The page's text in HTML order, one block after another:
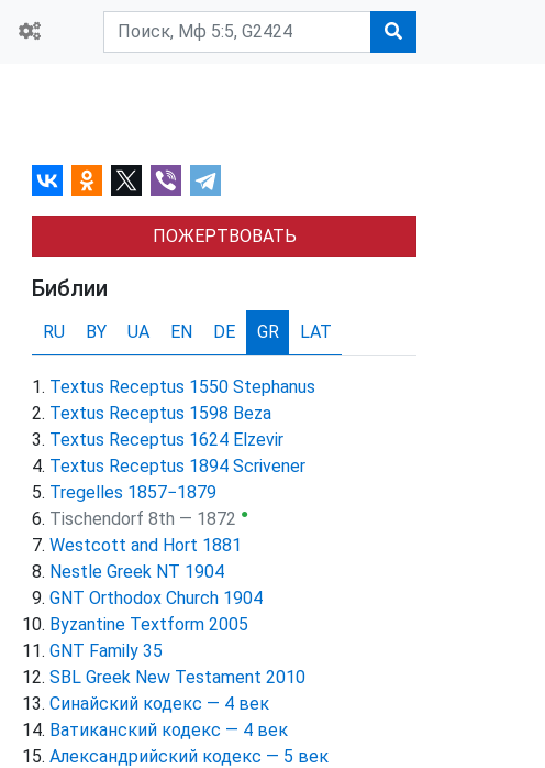
ПОЖЕРТВОВАТЬ
Библии
RU BY UA EN DE GR LAT
Textus Receptus 1550 Stephanus
Textus Receptus 1598 Beza
Textus Receptus 1624 Elzevir
Textus Receptus 1894 Scrivener
Tregelles 1857−1879
Tischendorf 8th — 1872 ●
Westcott and Hort 1881
Nestle Greek NT 1904
GNT Orthodox Church 1904
Byzantine Textform 2005
GNT Family 35
SBL Greek New Testament 2010
Синайский кодекс — 4 век
Ватиканский кодекс — 4 век
Александрийский кодекс — 5 век